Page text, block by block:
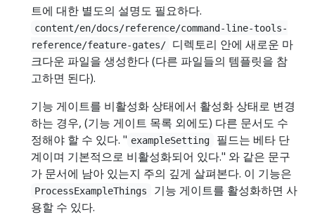
트에 대한 별도의 설명도 필요하다.
content/en/docs/reference/command-line-tools-
reference/feature-gates/
디렉토리 안에 새로운 마
크다운 파일을 생성한다 (다른 파일들의 템플릿을 참
고하면 된다).
기능 게이트를 비활성화 상태에서 활성화 상태로 변경
하는 경우, (기능 게이트 목록 외에도) 다른 문서도 수
정해야 할 수 있다. " exampleSetting
필드는 베타 단
계이며 기본적으로 비활성화되어 있다." 와 같은 문구
가 문서에 남아 있는지 주의 깊게 살펴본다. 이 기능은
ProcessExampleThings
기능 게이트를 활성화하면 사
용할 수 있다.